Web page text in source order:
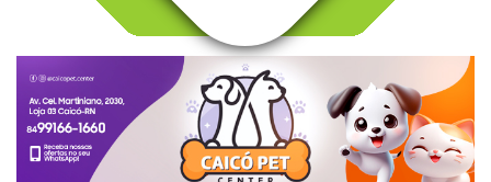
v
g
t
i
o
n